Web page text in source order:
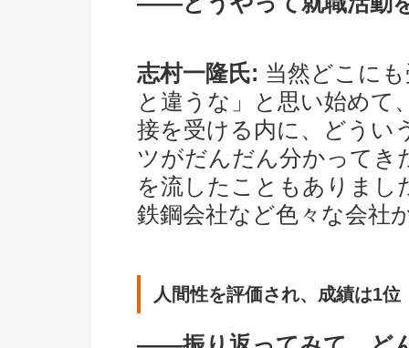
志村一隆氏: 当然どこに
と違うな」と思い始めて
接を受ける内に、どうい
ツがだんだん分かってき
を流したこともありまし
鉄鋼会社など色々な会社
人間性を評価され、成績は1位